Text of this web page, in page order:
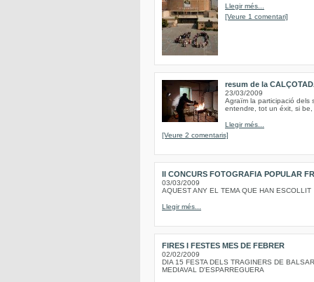
Llegir més...
[Veure 1 comentari]
resum de la
23/03/2009
Agraïm la participació dels
entendre, tot un éxit, si
Llegir més...
[Veure 2 comentaris]
II CONCURS FOTOGRAFIA POPULAR
03/03/2009
AQUEST ANY EL TEMA QUE HAN
Llegir més...
FIRES I FESTES MES DE FEBRER
02/02/2009
DIA 15 FESTA DELS TRAGINERS DE
MEDIAVAL D'ESPARREGUERA